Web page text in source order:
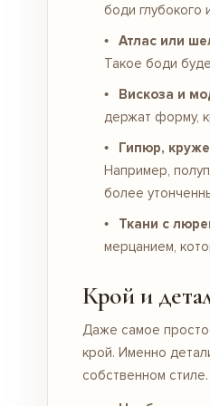
боди глубокого
Атлас или
Такое боди
Вискоза и
держат форму,
Гипюр,
Например,
более
Ткани с
мерцанием,
Крой и
Даже самое
крой. Именно
собственном стиле.